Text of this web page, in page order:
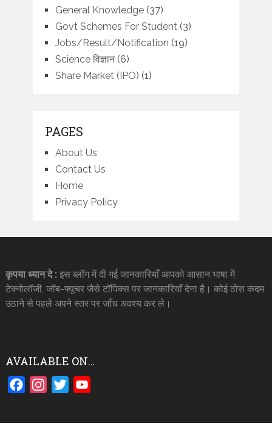
General Knowledge(37)
Govt Schemes For Student (3)
Jobs/Result/Notification (19)
Science विज्ञान(6)
Share Market (IPO) (1)
PAGES
About Us
Contact Us
Home
Privacy Policy
कृपया ध्यान दे : इस ब्लॉग में दी गई जानकारियाँ आपको आसान भाषा में
टेक्नोलॉजी, जॉब-फ्यूचर जैसे टॉपिक्स पर जानकारियाँ देना है। कोई ठोस कदम
उठाने से पहले अपने स्तर पर जाँच अवश्य कर ले।
AVAILABLE ON…
FacebookInstagram
Twitter